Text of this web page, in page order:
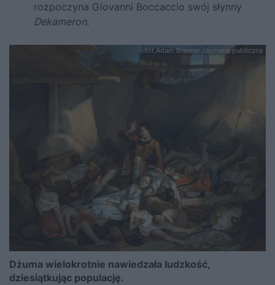
rozpoczyna Giovanni Boccaccio swój słynny
Dekameron.
fot.Adam Brenner /domena publiczna
Dżuma wielokrotnie nawiedzała ludzkość,
dziesiątkując populację.